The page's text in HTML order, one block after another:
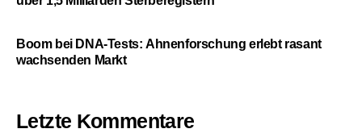
Boom bei DNA-Tests: Ahnenforschung erlebt rasant
wachsenden Markt
Letzte Kommentare